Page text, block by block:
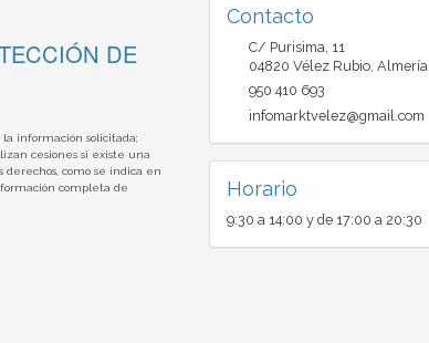
DE
información solicitada;
cesiones si existe una
derechos, como se indica en
completa de
Contacto
C/ Purisima, 11
04820 Vélez Rubio, Almería
950 410 693
infomarktvelez@gmail.com
Horario
9:30 a 14:00 y de 17:00 a 20:30